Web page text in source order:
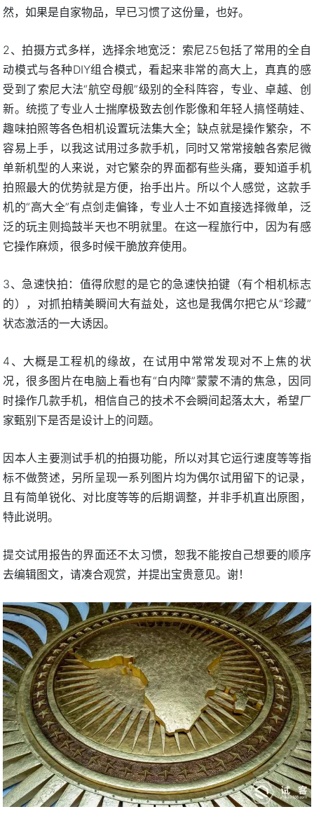
然，如果是自家物品，早已习惯了这份量，也好。
2、拍摄方式多样，选择余地宽泛：索尼Z5包括了常用的全自
动模式与各种DIY组合模式，看起来非常的高大上，真真的感
受到了索尼大法“航空母舰”级别的全科阵容，专业、卓越、创
新。统揽了专业人士揣摩极致去创作影像和年轻人搞怪萌娃、
趣味拍照等各色相机设置玩法集大全；缺点就是操作繁杂，不
容易上手，以我这试用过多款手机，同时又常常接触各索尼微
单新机型的人来说，对它繁杂的界面都有些头痛，要知道手机
拍照最大的优势就是方便，抬手出片。所以个人感觉，这款手
机的“高大全”有点剑走偏锋，专业人士不如直接选择微单，泛
泛的玩主则捣鼓半天也不明就里。在这一程旅行中，因为有感
它操作麻烦，很多时候干脆放弃使用。
3、急速快拍：值得欣慰的是它的急速快拍键（有个相机标志
的），对抓拍精美瞬间大有益处，这也是我偶尔把它从“珍藏”
状态激活的一大诱因。
4、大概是工程机的缘故，在试用中常常发现对不上焦的状
况，很多图片在电脑上看也有“白内障”蒙蒙不清的焦急，因同
时操作几款手机，相信自己的技术不会瞬间起落太大，希望厂
家甄别下是否是设计上的问题。
因本人主要测试手机的拍摄功能，所以对其它运行速度等等指
标不做赘述，另所呈现一系列图片均为偶尔试用留下的记录，
且有简单锐化、对比度等等的后期调整，并非手机直出原图，
特此说明。
提交试用报告的界面还不太习惯，恕我不能按自己想要的顺序
去编辑图文，请凑合观赏，并提出宝贵意见。谢！